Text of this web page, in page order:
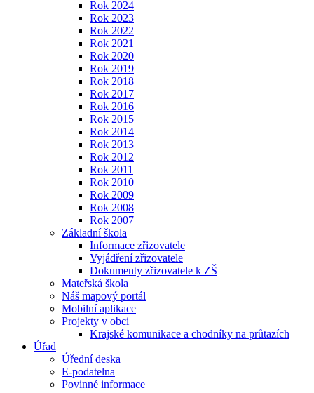
Rok 2024
Rok 2023
Rok 2022
Rok 2021
Rok 2020
Rok 2019
Rok 2018
Rok 2017
Rok 2016
Rok 2015
Rok 2014
Rok 2013
Rok 2012
Rok 2011
Rok 2010
Rok 2009
Rok 2008
Rok 2007
Základní škola
Informace zřizovatele
Vyjádření zřizovatele
Dokumenty zřizovatele k ZŠ
Mateřská škola
Náš mapový portál
Mobilní aplikace
Projekty v obci
Krajské komunikace a chodníky na průtazích
Úřad
Úřední deska
E-podatelna
Povinné informace